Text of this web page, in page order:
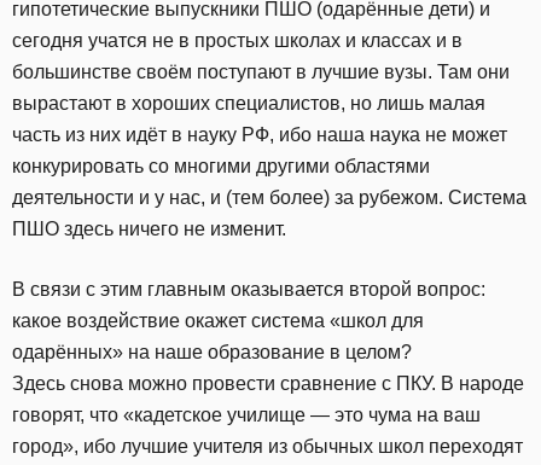
гипотетические выпускники ПШО (одарённые дети) и
сегодня учатся не в простых школах и классах и в
большинстве своём поступают в лучшие вузы. Там они
вырастают в хороших специалистов, но лишь малая
часть из них идёт в науку РФ, ибо наша наука не может
конкурировать со многими другими областями
деятельности и у нас, и (тем более) за рубежом. Система
ПШО здесь ничего не изменит.
В связи с этим главным оказывается второй вопрос:
какое воздействие окажет система «школ для
одарённых» на наше образование в целом?
Здесь снова можно провести сравнение с ПКУ. В народе
говорят, что «кадетское училище — это чума на ваш
город», ибо лучшие учителя из обычных школ переходят